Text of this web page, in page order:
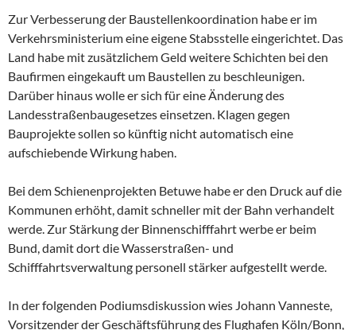
Zur Verbesserung der Baustellenkoordination habe er im
Verkehrsministerium eine eigene Stabsstelle eingerichtet. Das
Land habe mit zusätzlichem Geld weitere Schichten bei den
Baufirmen eingekauft um Baustellen zu beschleunigen.
Darüber hinaus wolle er sich für eine Änderung des
Landesstraßenbaugesetzes einsetzen. Klagen gegen
Bauprojekte sollen so künftig nicht automatisch eine
aufschiebende Wirkung haben.
Bei dem Schienenprojekten Betuwe habe er den Druck auf die
Kommunen erhöht, damit schneller mit der Bahn verhandelt
werde. Zur Stärkung der Binnenschifffahrt werbe er beim
Bund, damit dort die Wasserstraßen- und
Schifffahrtsverwaltung personell stärker aufgestellt werde.
In der folgenden Podiumsdiskussion wies Johann Vanneste,
Vorsitzender der Geschäftsführung des Flughafen Köln/Bonn,